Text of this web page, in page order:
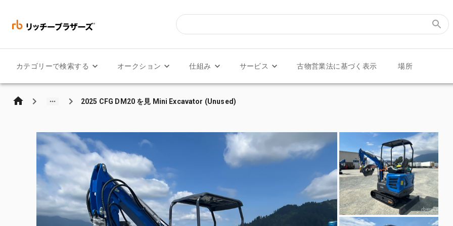
カテゴリーで検索する オークション 仕組み サービス 古物営業法に基づく表示 場所
2025 CFG DM20 を見 Mini Excavator (Unused)